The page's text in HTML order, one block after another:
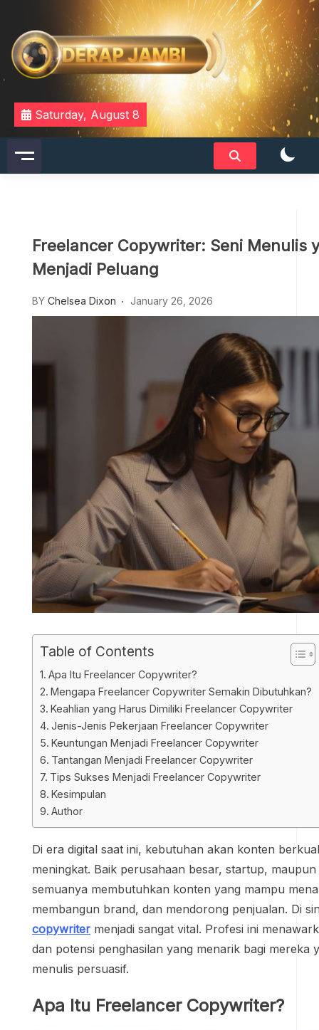
content
DERAPJAMBI
Saturday, August 8
Freelancer Copywriter: Seni Menulis
Menjadi Peluang
BY Chelsea Dixon January 26, 2026
Table of Contents
Apa Itu Freelancer Copywriter?
Mengapa Freelancer Copywriter Semakin Dibutuhkan?
Keahlian yang Harus Dimiliki Freelancer Copywriter
Jenis-Jenis Pekerjaan Freelancer Copywriter
Keuntungan Menjadi Freelancer Copywriter
Tantangan Menjadi Freelancer Copywriter
Tips Sukses Menjadi Freelancer Copywriter
Kesimpulan
Author
Di era digital saat ini, kebutuhan akan konten
meningkat. Baik perusahaan besar, startup,
semuanya membutuhkan konten yang mampu
membangun brand, dan mendorong penjualan. Di
copywriter menjadi sangat vital. Profesi ini
dan potensi penghasilan yang menarik bagi mereka
menulis persuasif.
Apa Itu Freelancer Copywriter?